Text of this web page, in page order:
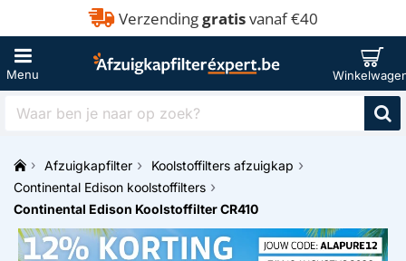
Verzendinggratisvanaf €40
Waar
naar
op
zoek?
h
m
e
Afzuigkapfilter
Koolstoffilters afzuigkap
Continental Edison koolstoffilters
Continental Edison Koolstoffilter CR410